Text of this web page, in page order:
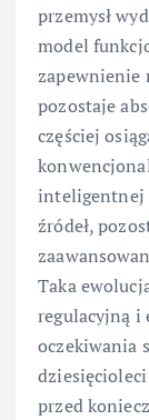
przemysł
model
zapewnienie
pozostaje
częściej
inteligentnej
źródeł,
Taka
regulacyjną i
oczekiwania
przed